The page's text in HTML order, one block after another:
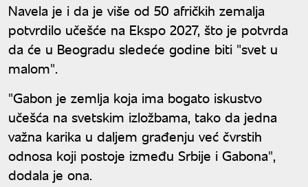
Navela je i da je više od 50 afričkih zemalja
potvrdilo učešće na Ekspo 2027, što je potvrda
da će u Beogradu sledeće godine biti "svet u
malom".
"Gabon je zemlja koja ima bogato iskustvo
učešća na svetskim izložbama, tako da jedna
važna karika u daljem građenju već čvrstih
odnosa koji postoje između Srbije i Gabona",
dodala je ona.